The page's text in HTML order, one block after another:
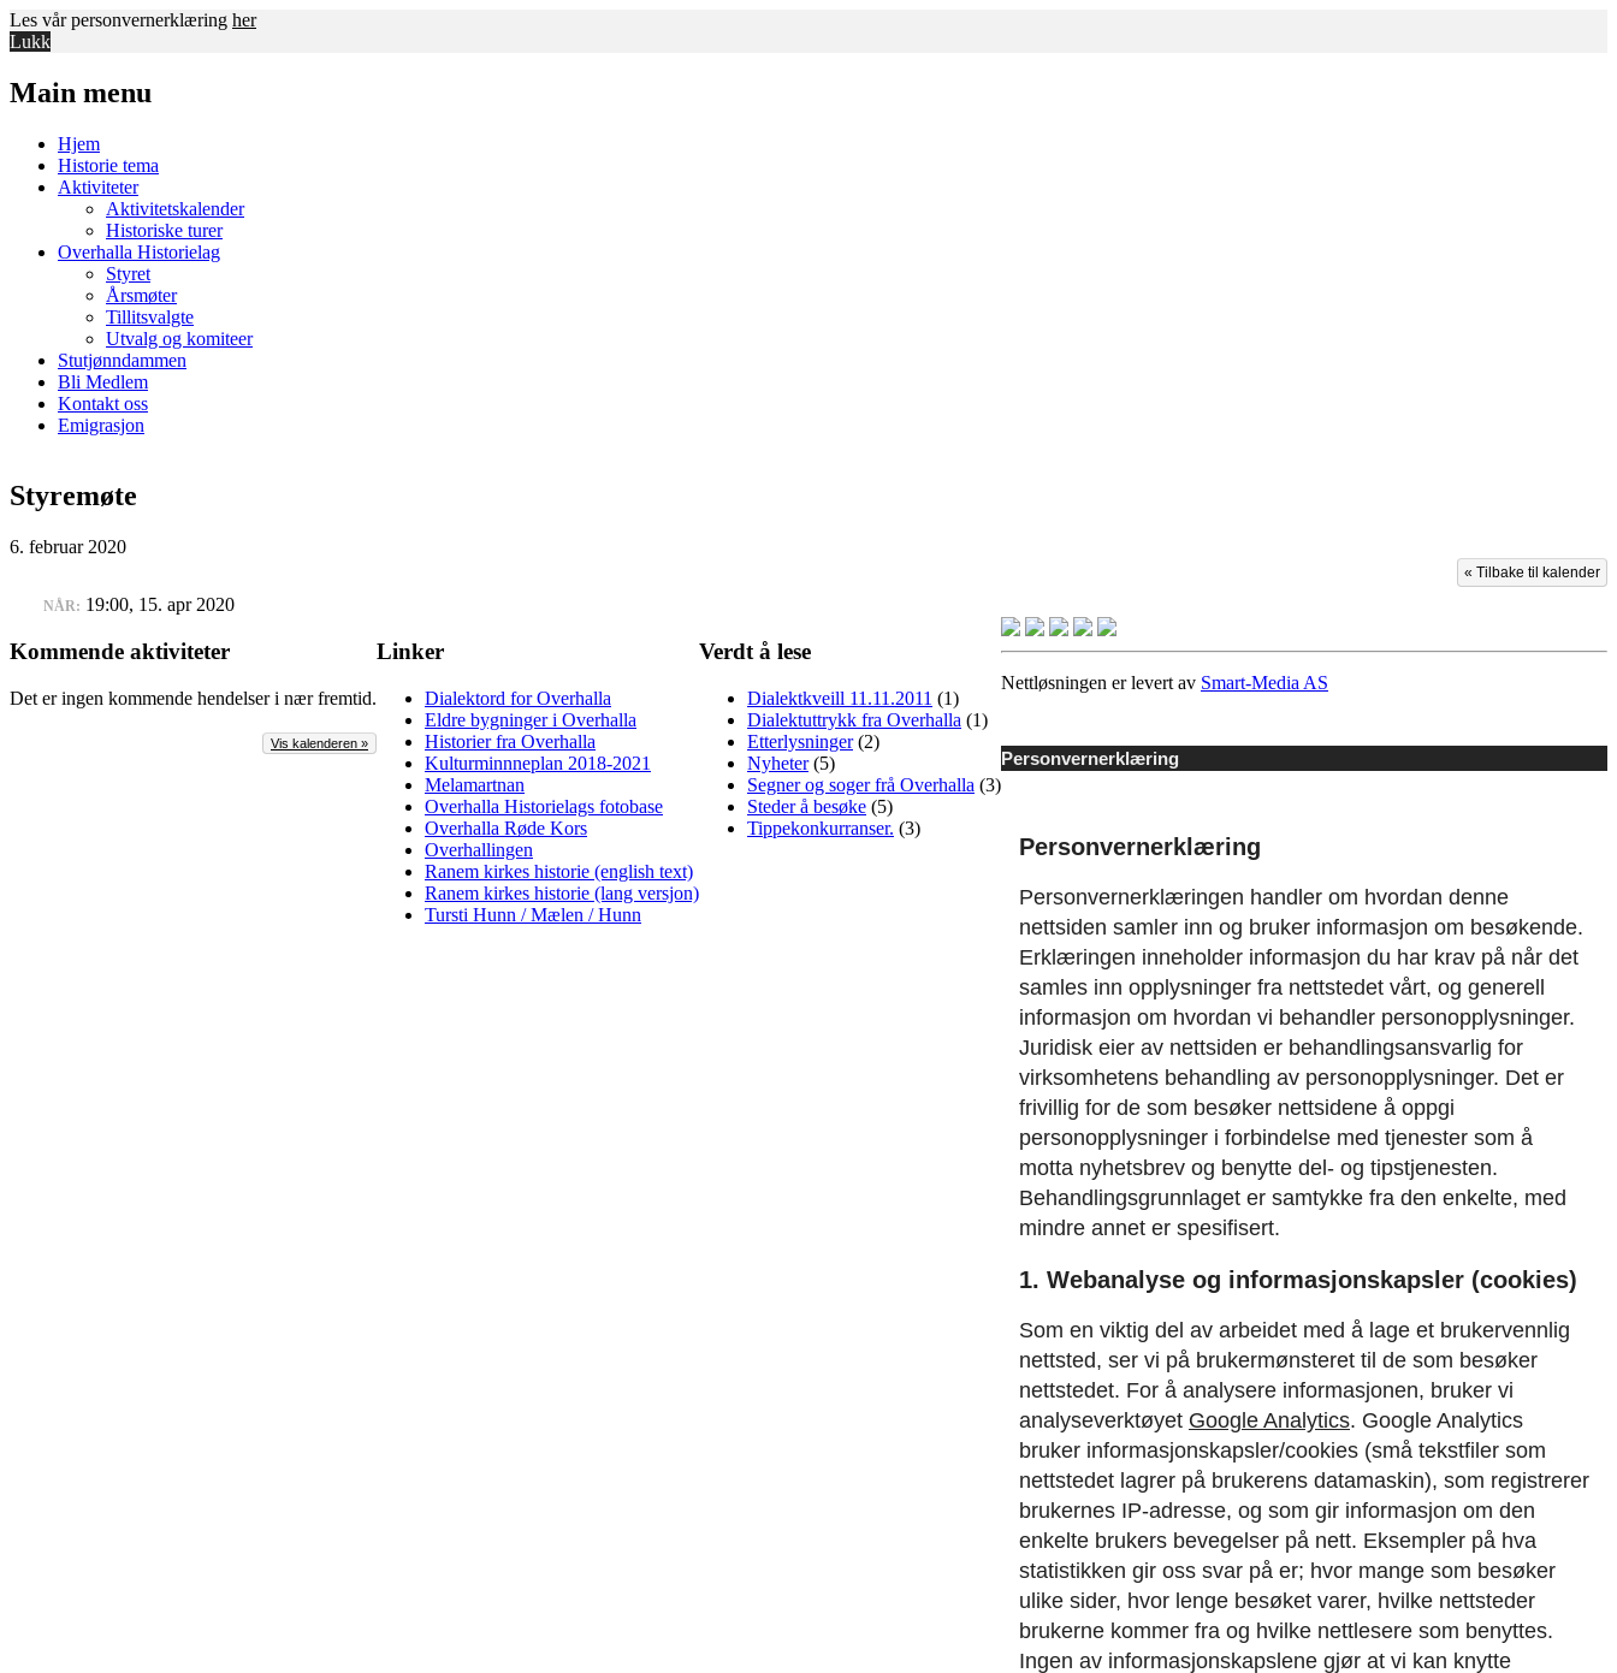
Les vår personvernerklæring her
Lukk
Main menu
Skip
content
Hjem
Historie tema
Aktiviteter
Aktivitetskalender
Historiske turer
Overhalla Historielag
Styret
Årsmøter
Tillitsvalgte
Utvalg og komiteer
Stutjønndammen
Bli Medlem
Kontakt oss
Emigrasjon
Styremøte
6. februar 2020
« Tilbake til kalender
NÅR: 19:00, 15. apr 2020
Kommende aktiviteter
Det er ingen kommende hendelser i nær fremtid.
Vis kalenderen »
Linker
Dialektord for Overhalla
Eldre bygninger i Overhalla
Historier fra Overhalla
Kulturminnneplan 2018-2021
Melamartnan
Overhalla Historielags fotobase
Overhalla Røde Kors
Overhallingen
Ranem kirkes historie (english text)
Ranem kirkes historie (lang versjon)
Tursti Hunn / Mælen / Hunn
Verdt å lese
Dialektkveill 11.11.2011 (1)
Dialektuttrykk fra Overhalla (1)
Etterlysninger(2)
Nyheter(5)
Segner og soger frå Overhalla (3)
Steder å besøke (5)
Tippekonkurranser. (3)
Nettløsningen er levert av Smart-Media AS
Personvernerklæring
Personvernerklæring
Personvernerklæringen handler om hvordan denne
nettsiden samler inn og bruker informasjon om besøkende.
Erklæringen inneholder informasjon du har krav på når det
samles inn opplysninger fra nettstedet vårt, og generell
informasjon om hvordan vi behandler personopplysninger.
Juridisk eier av nettsiden er behandlingsansvarlig for
virksomhetens behandling av personopplysninger. Det er
frivillig for de som besøker nettsidene å oppgi
personopplysninger i forbindelse med tjenester som å
motta nyhetsbrev og benytte del- og tipstjenesten.
Behandlingsgrunnlaget er samtykke fra den enkelte, med
mindre annet er spesifisert.
1. Webanalyse og informasjonskapsler (cookies)
Som en viktig del av arbeidet med å lage et brukervennlig
nettsted, ser vi på brukermønsteret til de som besøker
nettstedet. For å analysere informasjonen, bruker vi
analyseverktøyet Google Analytics. Google Analytics
bruker informasjonskapsler/cookies (små tekstfiler som
nettstedet lagrer på brukerens datamaskin), som registrerer
brukernes IP-adresse, og som gir informasjon om den
enkelte brukers bevegelser på nett. Eksempler på hva
statistikken gir oss svar på er; hvor mange som besøker
ulike sider, hvor lenge besøket varer, hvilke nettsteder
brukerne kommer fra og hvilke nettlesere som benyttes.
Ingen av informasjonskapslene gjør at vi kan knytte